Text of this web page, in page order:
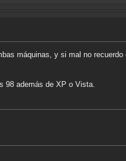
máquinas, y si mal no
98 además de XP o Vista.